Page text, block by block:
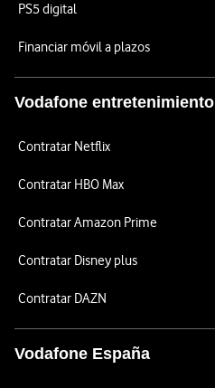
PS5 digital
Financiar móvil a plazos
Vodafone entretenimiento
Contratar Netflix
Contratar HBO Max
Contratar Amazon Prime
Contratar Disney plus
Contratar DAZN
Vodafone España